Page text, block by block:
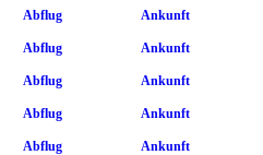
Abflug Ankunft
Abflug Ankunft
Abflug Ankunft
Abflug Ankunft
Abflug Ankunft